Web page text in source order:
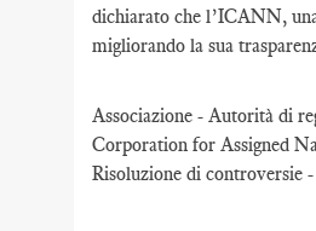
dichiarato che l’ICANN,
migliorando la sua
Associazione - Autorità di
Corporation for Assigned
Risoluzione di controversie